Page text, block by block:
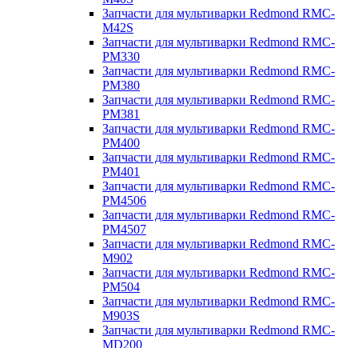
Запчасти для мультиварки Redmond RMC-
M42S
Запчасти для мультиварки Redmond RMC-
PM330
Запчасти для мультиварки Redmond RMC-
PM380
Запчасти для мультиварки Redmond RMC-
PM381
Запчасти для мультиварки Redmond RMC-
PM400
Запчасти для мультиварки Redmond RMC-
PM401
Запчасти для мультиварки Redmond RMC-
PM4506
Запчасти для мультиварки Redmond RMC-
PM4507
Запчасти для мультиварки Redmond RMC-
M902
Запчасти для мультиварки Redmond RMC-
PM504
Запчасти для мультиварки Redmond RMC-
M903S
Запчасти для мультиварки Redmond RMC-
MD200